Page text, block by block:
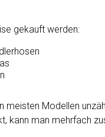
gekauft werden:
meisten Modellen
kann man mehrfach